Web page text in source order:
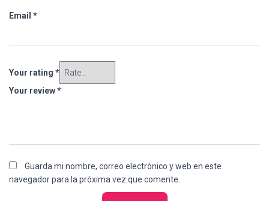
Email *
Your rating *
Your review*
Guarda mi nombre, correo electrónico y web en este
navegador para la próxima vez que comente.